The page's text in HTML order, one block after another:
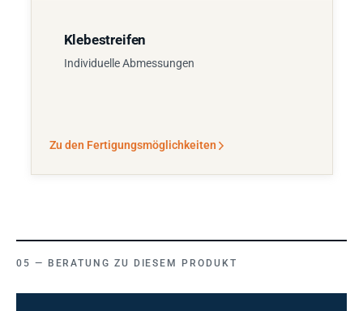
Klebestreifen
Individuelle Abmessungen
Zu den Fertigungsmöglichkeiten
BERATUNG ZU DIESEM PRODUKT